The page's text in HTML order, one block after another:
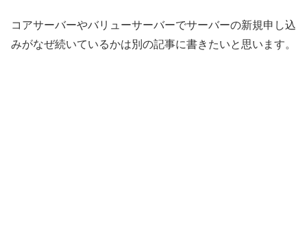
コアサーバーやバリューサーバーでサーバーの新規申し込
みがなぜ続いているかは別の記事に書きたいと思います。